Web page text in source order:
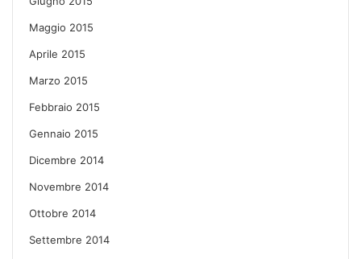
Maggio 2015
Aprile 2015
Marzo 2015
Febbraio 2015
Gennaio 2015
Dicembre 2014
Novembre 2014
Ottobre 2014
Settembre 2014